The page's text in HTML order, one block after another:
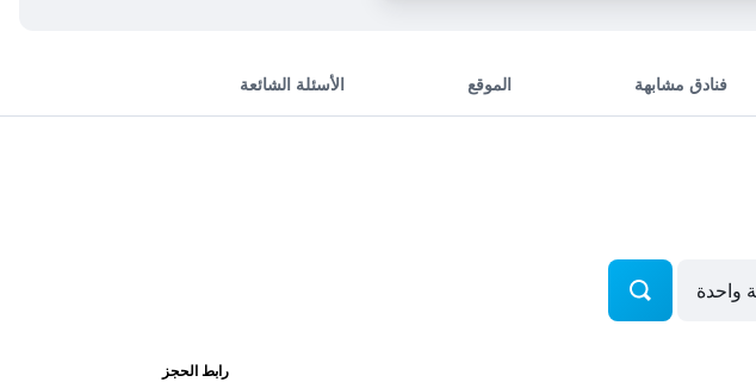
فنادق مشابهة الموقع الأسئلة الشائعة
رابط الحجز